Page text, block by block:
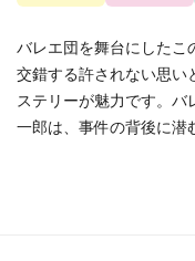
バレエ団を舞台にしたこ
交錯する許されない思い
ステリーが魅力です。バ
一郎は、事件の背後に潜